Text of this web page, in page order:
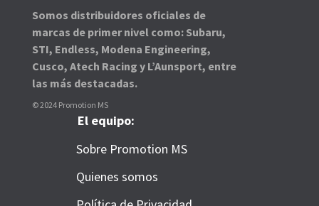
Somos distribuidores oficiales de
marcas de primer nivel como: Subaru,
STI, Endless, Modena Engineering,
Cusco, Atech Racing y L’Aunsport, entre
las más destacadas.
© 2024 Promotion MS
El equipo:
Sobre Promotion MS
Quienes somos